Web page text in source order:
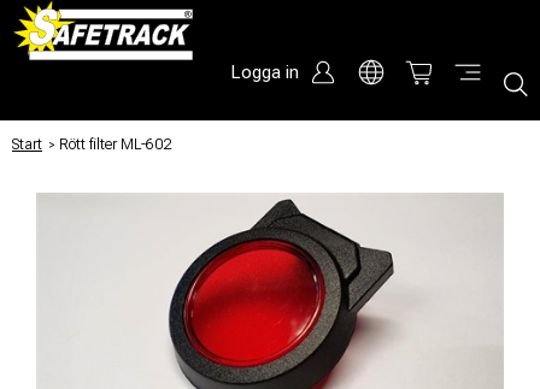
Logga in
Start / Rött filter ML-602